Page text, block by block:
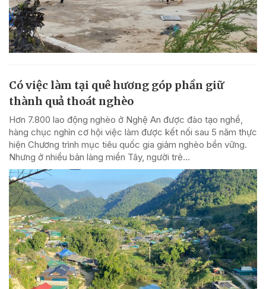
Có việc làm tại quê hương góp phần giữ
thành quả thoát nghèo
Hơn 7.800 lao động nghèo ở Nghệ An được đào tạo nghề,
hàng chục nghìn cơ hội việc làm được kết nối sau 5 năm thực
hiện Chương trình mục tiêu quốc gia giảm nghèo bền vững.
Nhưng ở nhiều bản làng miền Tây, người trẻ...